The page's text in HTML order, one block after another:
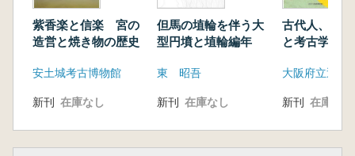
紫香楽と信楽 宮の
造営と焼き物の歴史
安土城考古博物館
新刊 在庫なし
但馬の埴輪を伴う大
型円墳と埴輪編年
東 昭吾
新刊 在庫なし
古代人、食
と考古学
新刊 在庫なし